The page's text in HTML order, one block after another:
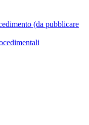
(da pubblicare